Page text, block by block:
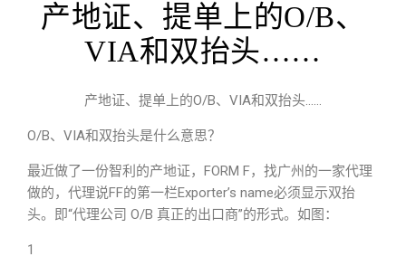
产地证、提单上的O/B、
VIA和双抬头……
产地证、提单上的O/B、VIA和双抬头……
O/B、VIA和双抬头是什么意思？
最近做了一份智利的产地证，FORM F，找广州的一家代理
做的，代理说FF的第一栏Exporter’s name必须显示双抬
头。即“代理公司 O/B 真正的出口商”的形式。如图：
1